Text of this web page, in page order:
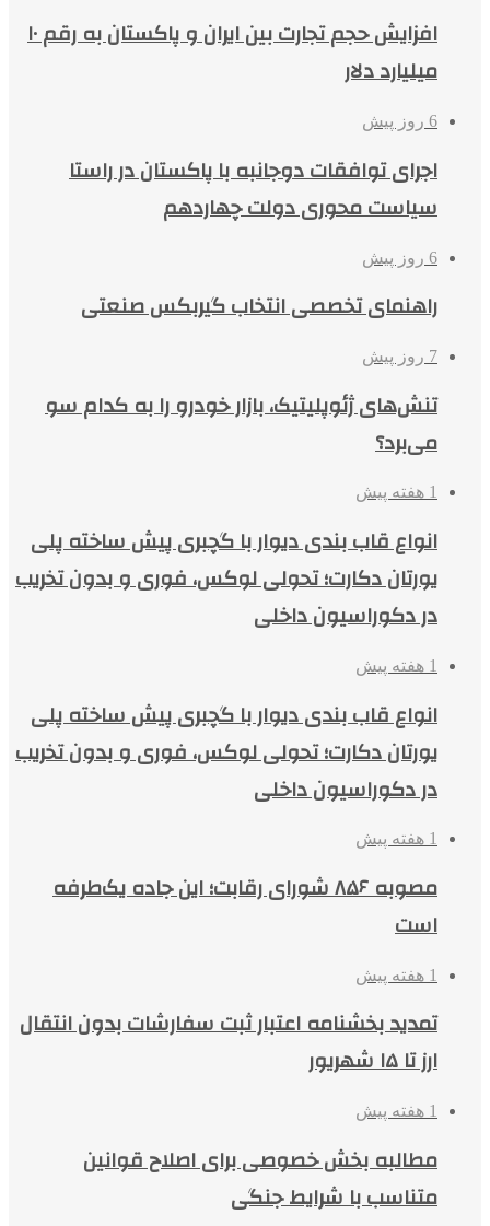
افزایش حجم تجارت بین ایران و پاکستان به رقم ۱۰
میلیارد دلار
6 روز پیش
اجرای توافقات دوجانبه با پاکستان در راستا
سیاست محوری دولت چهاردهم
6 روز پیش
راهنمای تخصصی انتخاب گیربکس صنعتی
7 روز پیش
تنش‌های ژئوپلیتیک، بازار خودرو را به کدام سو
می‌برد؟
1 هفته پیش
انواع قاب بندی دیوار با گچبری پیش ساخته پلی
یورتان دکارت؛ تحولی لوکس، فوری و بدون تخریب
در دکوراسیون داخلی
1 هفته پیش
انواع قاب بندی دیوار با گچبری پیش ساخته پلی
یورتان دکارت؛ تحولی لوکس، فوری و بدون تخریب
در دکوراسیون داخلی
1 هفته پیش
مصوبه ۸۵۶ شورای رقابت؛ این جاده یک‌طرفه
است
1 هفته پیش
تمدید بخشنامه اعتبار ثبت سفارشات بدون انتقال
ارز تا ۱۵ شهریور
1 هفته پیش
مطالبه بخش خصوصی برای اصلاح قوانین
متناسب با شرایط جنگی